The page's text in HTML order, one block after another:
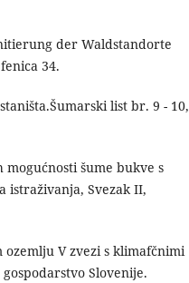
der Waldstandorte
34.
list br. 9 - 10,
šume bukve s
istraživanja, Svezak II,
V zvezi s klimafčnimi
Slovenije.